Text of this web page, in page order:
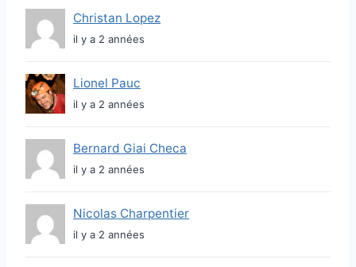
b
e
Christan Lopez
il y a 2 années
Lionel Pauc
il y a 2 années
Bernard Giai Checa
il y a 2 années
Nicolas Charpentier
il y a 2 années